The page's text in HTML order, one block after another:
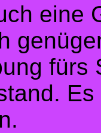
eine
fürs